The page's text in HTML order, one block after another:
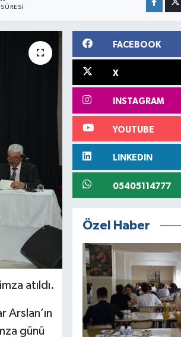
atıldı.
günü
FACEBOOK
X
INSTAGRAM
YOUTUBE
LINKEDIN
05405114777
Özel Haber